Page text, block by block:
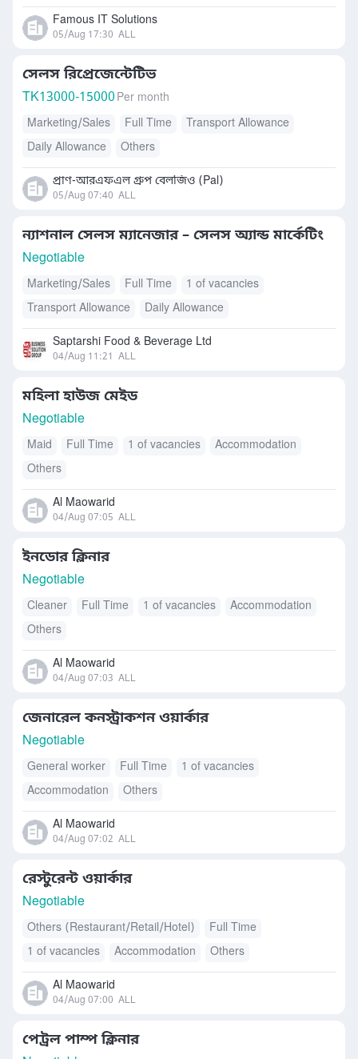
Famous IT Solutions
05/Aug 17:30 ALL
সেলস রিপ্রেজেন্টেটিভ
TK13000-15000 Per month
Marketing/Sales
Full Time
Transport Allowance
Daily Allowance
Others
প্রাণ-আরএফএল গ্রুপ বেলজিও (Pal)
05/Aug 07:40 ALL
ন্যাশনাল সেলস ম্যানেজার – সেলস অ্যান্ড মার্কেটিং
Negotiable
Marketing/Sales Full Time
1 of vacancies
Transport Allowance
Daily Allowance
Saptarshi Food & Beverage Ltd
04/Aug 11:21 ALL
মহিলা হাউজ মেইড
Negotiable
Maid Full Time 1 of vacancies
Accommodation
Others
Al Maowarid
04/Aug 07:05 ALL
ইনডোর ক্লিনার
Negotiable
Cleaner Full Time 1 of vacancies
Accommodation
Others
Al Maowarid
04/Aug 07:03 ALL
জেনারেল কনস্ট্রাকশন ওয়ার্কার
Negotiable
General worker Full Time
1 of vacancies
Accommodation
Others
Al Maowarid
04/Aug 07:02 ALL
রেস্টুরেন্ট ওয়ার্কার
Negotiable
Others (Restaurant/Retail/Hotel)
Full Time
1 of vacancies
Accommodation Others
Al Maowarid
04/Aug 07:00 ALL
পেট্রল পাম্প ক্লিনার